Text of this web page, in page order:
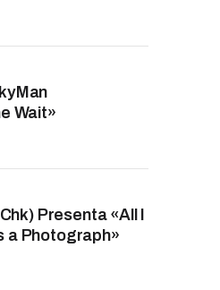
Wait»
Presenta «All I
a Photograph»